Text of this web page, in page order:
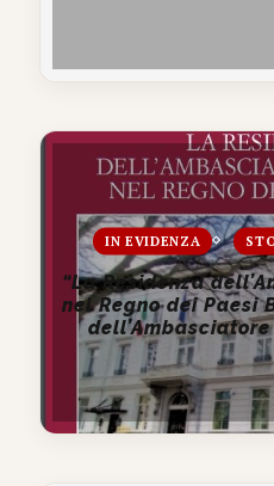
IN EVIDENZA
“La Residenza
nel Regno dei Paesi